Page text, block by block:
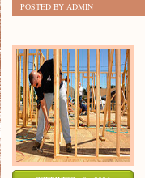
POSTED BY ADMIN